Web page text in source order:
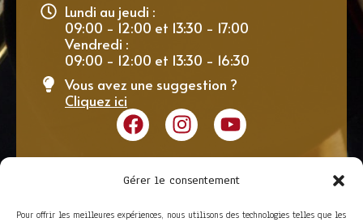
Gérer le consentement
Pour offrir les meilleures expériences, nous utilisons des technologies telles que les
Lundi au jeudi :
09:00 - 12:00 et 13:30 - 17:00
Vendredi :
09:00 - 12:00 et 13:30 - 16:30
Vous avez une suggestion ?
Cliquez ici